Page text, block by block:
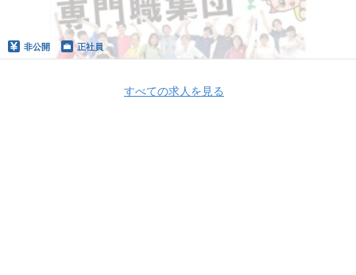
非公開 正社員
すべての求人を見る